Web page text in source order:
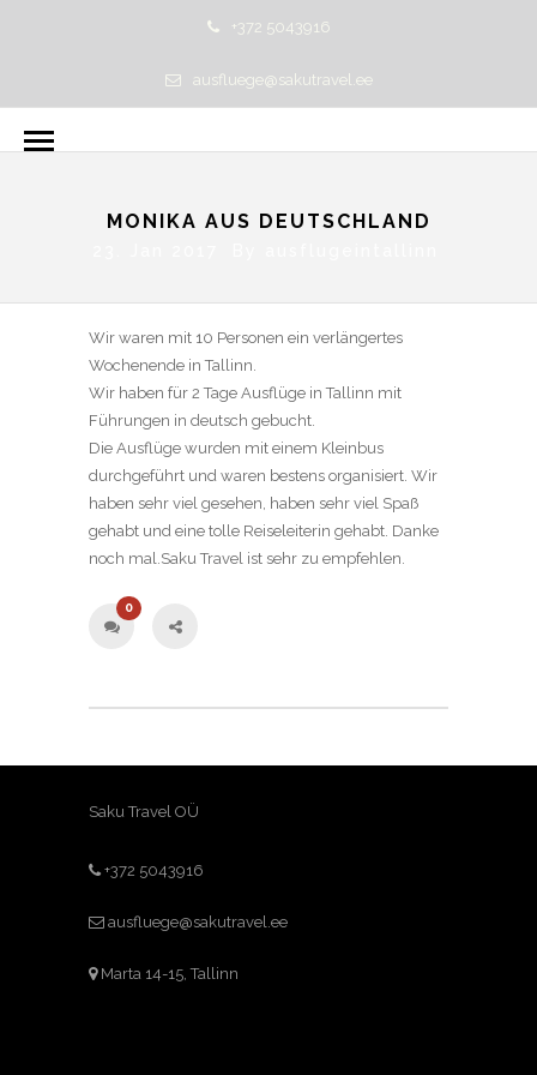
+372 5043916
ausfluege@sakutravel.ee
MONIKA AUS DEUTSCHLAND
Wir waren mit 10 Personen ein verlängertes
Wochenende in Tallinn.
Wir haben für 2 Tage Ausflüge in Tallinn mit
Führungen in deutsch gebucht.
Die Ausflüge wurden mit einem Kleinbus
durchgeführt und waren bestens organisiert. Wir
haben sehr viel gesehen, haben sehr viel Spaß
gehabt und eine tolle Reiseleiterin gehabt. Danke
noch mal.Saku Travel ist sehr zu empfehlen.
0
Saku Travel OÜ
+372 5043916
ausfluege@sakutravel.ee
Marta 14-15, Tallinn